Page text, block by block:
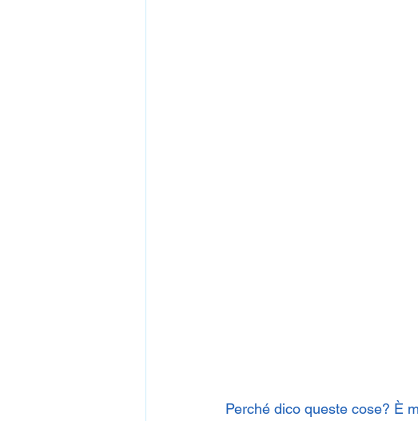
Perché dico queste cose? È